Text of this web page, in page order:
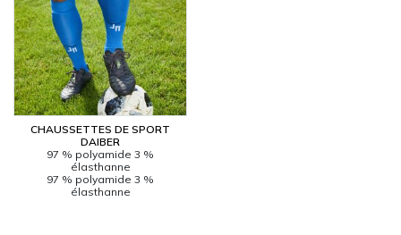
CHAUSSETTES DE SPORT
DAIBER
97 % polyamide 3 %
élasthanne
97 % polyamide 3 %
élasthanne